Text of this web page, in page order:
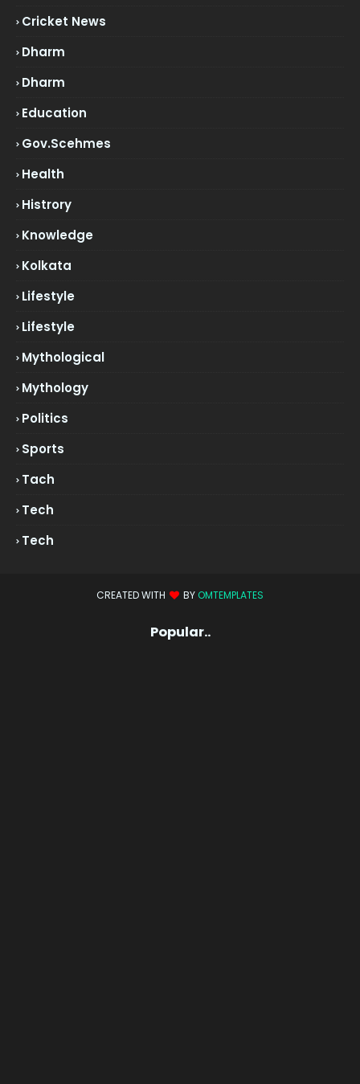
Cricket News
Dharm
Dharm
Education
Gov.scehmes
Health
Histrory
Knowledge
Kolkata
Lifestyle
Lifestyle
Mythological
Mythology
Politics
Sports
Tach
Tech
Tech
CREATED WITH BY OMTEMPLATES
Popular..